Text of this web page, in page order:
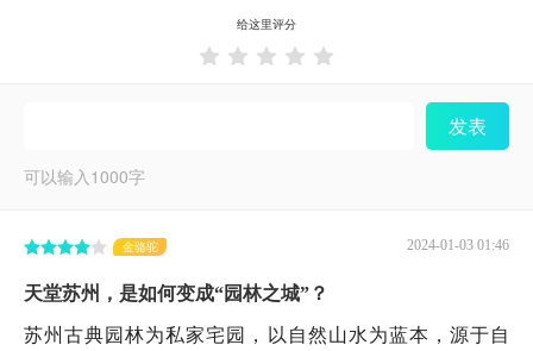
给这里评分
    
发表
可以输入1000字
2024-01-03 01:46
金骆驼
天堂苏州，是如何变成“园林之城”？
苏州古典园林为私家宅园，以自然山水为蓝本，源于自